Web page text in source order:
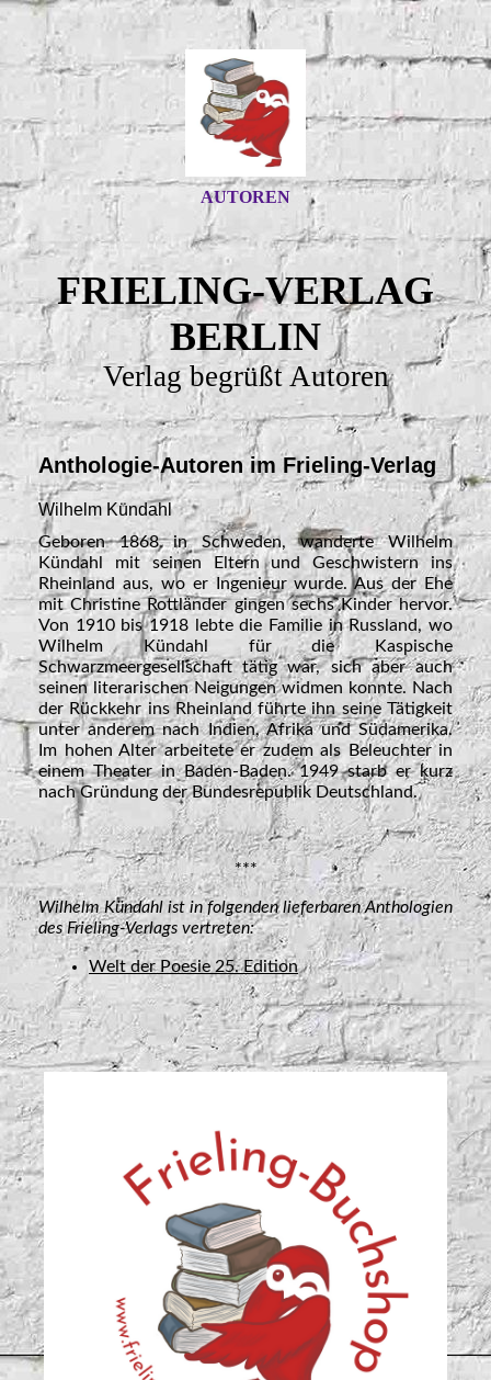
AUTOREN
FRIELING-VERLAG
BERLIN
Verlag begrüßt Autoren
Anthologie-Autoren im Frieling-Verlag
Wilhelm Kündahl
Geboren 1868 in Schweden, wanderte Wilhelm
Kündahl mit seinen Eltern und Geschwistern ins
Rheinland aus, wo er Ingenieur wurde. Aus der Ehe
mit Christine Rottländer gingen sechs Kinder hervor.
Von 1910 bis 1918 lebte die Familie in Russland, wo
Wilhelm Kündahl für die Kaspische
Schwarzmeergesellschaft tätig war, sich aber auch
seinen literarischen Neigungen widmen konnte. Nach
der Rückkehr ins Rheinland führte ihn seine Tätigkeit
unter anderem nach Indien, Afrika und Südamerika.
Im hohen Alter arbeitete er zudem als Beleuchter in
einem Theater in Baden-Baden. 1949 starb er kurz
nach Gründung der Bundesrepublik Deutschland.
***
Wilhelm Kündahl ist infolgenden lieferbaren Anthologien
des Frieling-Verlags vertreten:
Welt der Poesie 25. Edition